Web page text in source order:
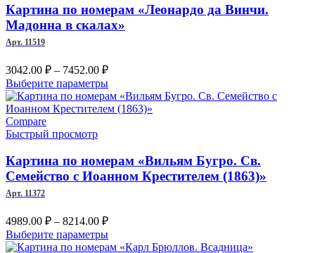
можно
выбрать
на
Картина по номерам «Леонардо да Винчи.
Мадонна в скалах»
Арт. 11519
3042.00 ₽ – 7452.00 ₽Диапазон
цен:
3042.00 ₽
–
Выберите параметрыЭтот
товар
имеет
можно
выбрать
на
Compare
Быстрый просмотр
Картина по номерам «Вильям Бугро. Св.
Семейство с Иоанном Крестителем (1863)»
Арт. 11372
4989.00 ₽ – 8214.00 ₽Диапазон
цен:
4989.00 ₽
Выберите параметрыЭтот
товар